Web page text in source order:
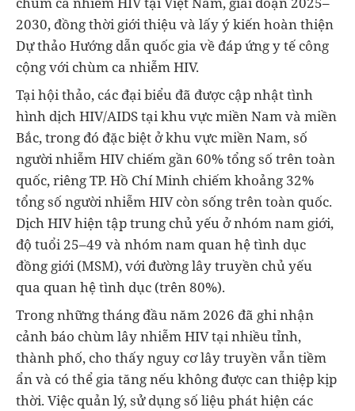
2030, đồng thời giới thiệu và lấy ý kiến hoàn thiện
Dự thảo Hướng dẫn quốc gia về đáp ứng y tế công
cộng với chùm ca nhiễm HIV.
Tại hội thảo, các đại biểu đã được cập nhật tình
hình dịch HIV/AIDS tại khu vực miền Nam và miền
Bắc, trong đó đặc biệt ở khu vực miền Nam, số
người nhiễm HIV chiếm gần 60% tổng số trên toàn
quốc, riêng TP. Hồ Chí Minh chiếm khoảng 32%
tổng số người nhiễm HIV còn sống trên toàn quốc.
Dịch HIV hiện tập trung chủ yếu ở nhóm nam giới,
độ tuổi 25–49 và nhóm nam quan hệ tình dục
đồng giới (MSM), với đường lây truyền chủ yếu
qua quan hệ tình dục (trên 80%).
Trong những tháng đầu năm 2026 đã ghi nhận
cảnh báo chùm lây nhiễm HIV tại nhiều tỉnh,
thành phố, cho thấy nguy cơ lây truyền vẫn tiềm
ẩn và có thể gia tăng nếu không được can thiệp kịp
thời. Việc quản lý, sử dụng số liệu phát hiện các